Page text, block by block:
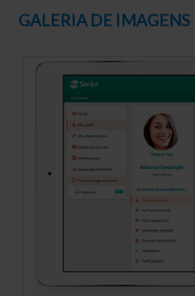
GALERIA DE IMAGENS